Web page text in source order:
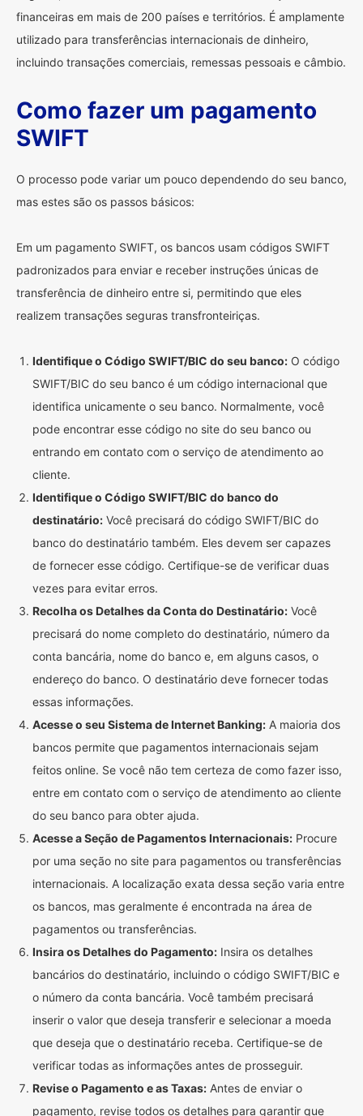
financeiras em mais de 200 países e territórios. É amplamente
utilizado para transferências internacionais de dinheiro,
incluindo transações comerciais, remessas pessoais e câmbio.
Como fazer um pagamento
SWIFT
O processo pode variar um pouco dependendo do seu banco,
mas estes são os passos básicos:
Em um pagamento SWIFT, os bancos usam códigos SWIFT
padronizados para enviar e receber instruções únicas de
transferência de dinheiro entre si, permitindo que eles
realizem transações seguras transfronteiriças.
Identifique o Código SWIFT/BIC do seu banco: O código
SWIFT/BIC do seu banco é um código internacional que
identifica unicamente o seu banco. Normalmente, você
pode encontrar esse código no site do seu banco ou
entrando em contato com o serviço de atendimento ao
cliente.
Identifique o Código SWIFT/BIC do banco do
destinatário: Você precisará do código SWIFT/BIC do
banco do destinatário também. Eles devem ser capazes
de fornecer esse código. Certifique-se de verificar duas
vezes para evitar erros.
Recolha os Detalhes da Conta do Destinatário: Você
precisará do nome completo do destinatário, número da
conta bancária, nome do banco e, em alguns casos, o
endereço do banco. O destinatário deve fornecer todas
essas informações.
Acesse o seu Sistema de Internet Banking: A maioria dos
bancos permite que pagamentos internacionais sejam
feitos online. Se você não tem certeza de como fazer isso,
entre em contato com o serviço de atendimento ao cliente
do seu banco para obter ajuda.
Acesse a Seção de Pagamentos Internacionais: Procure
por uma seção no site para pagamentos ou transferências
internacionais. A localização exata dessa seção varia entre
os bancos, mas geralmente é encontrada na área de
pagamentos ou transferências.
Insira os Detalhes do Pagamento: Insira os detalhes
bancários do destinatário, incluindo o código SWIFT/BIC e
o número da conta bancária. Você também precisará
inserir o valor que deseja transferir e selecionar a moeda
que deseja que o destinatário receba. Certifique-se de
verificar todas as informações antes de prosseguir.
Revise o Pagamento e as Taxas: Antes de enviar o
pagamento, revise todos os detalhes para garantir que